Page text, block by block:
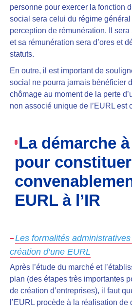
personne pour exercer la fonction
social sera celui du régime général
perception de rémunération. Il
et sa rémunération sera d’ores et
statuts.
En outre, il est important de
social ne pourra jamais bénéficier
chômage au moment de la perte
non associé unique de l’EURL est
La démarche
pour constituer
EURL à l’IR
Les formalités
création d’une EURL
Après l’étude du marché et
plan (des étapes très importantes
de création d’entreprises), il faut
l’EURL procède à la réalisation de